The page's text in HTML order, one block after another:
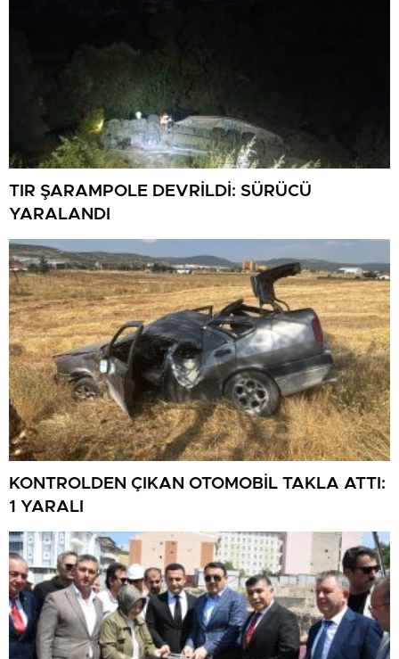
TIR ŞARAMPOLE DEVRİLDİ: SÜRÜCÜ
YARALANDI
KONTROLDEN ÇIKAN OTOMOBİL TAKLA ATTI:
1 YARALI